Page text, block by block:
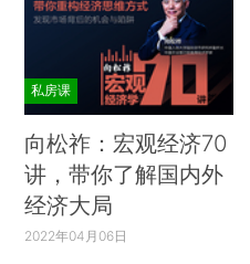
私房课
向松祚：宏观经济70
讲，带你了解国内外
经济大局
2022年04月06日